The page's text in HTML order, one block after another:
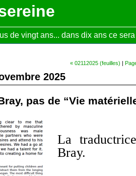
de vingt ans... dans dix ans ce
« 02112025 (feuilles) |
2025
pas de “Vie
La
Bray.